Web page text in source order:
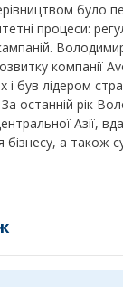
було
процеси:
компанії
і був лідером
За останній рік
Азії,
бізнесу, а також